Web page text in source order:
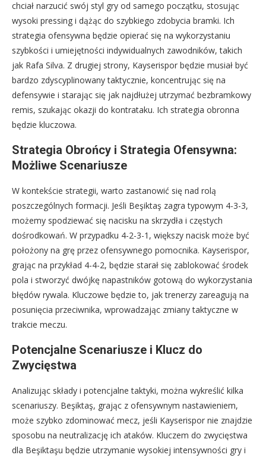
chciał narzucić swój styl gry od samego początku, stosując
wysoki pressing i dążąc do szybkiego zdobycia bramki. Ich
strategia ofensywna będzie opierać się na wykorzystaniu
szybkości i umiejętności indywidualnych zawodników, takich
jak Rafa Silva. Z drugiej strony, Kayserispor będzie musiał być
bardzo zdyscyplinowany taktycznie, koncentrując się na
defensywie i starając się jak najdłużej utrzymać bezbramkowy
remis, szukając okazji do kontrataku. Ich strategia obronna
będzie kluczowa.
Strategia Obrońcy i Strategia Ofensywna:
Możliwe Scenariusze
W kontekście strategii, warto zastanowić się nad rolą
poszczególnych formacji. Jeśli Beşiktaş zagra typowym 4-3-3,
możemy spodziewać się nacisku na skrzydła i częstych
dośrodkowań. W przypadku 4-2-3-1, większy nacisk może być
położony na grę przez ofensywnego pomocnika. Kayserispor,
grając na przykład 4-4-2, będzie starał się zablokować środek
pola i stworzyć dwójkę napastników gotową do wykorzystania
błędów rywala. Kluczowe będzie to, jak trenerzy zareagują na
posunięcia przeciwnika, wprowadzając zmiany taktyczne w
trakcie meczu.
Potencjalne Scenariusze i Klucz do
Zwycięstwa
Analizując składy i potencjalne taktyki, można wykreślić kilka
scenariuszy. Beşiktaş, grając z ofensywnym nastawieniem,
może szybko zdominować mecz, jeśli Kayserispor nie znajdzie
sposobu na neutralizację ich ataków. Kluczem do zwycięstwa
dla Beşiktaşu będzie utrzymanie wysokiej intensywności gry i